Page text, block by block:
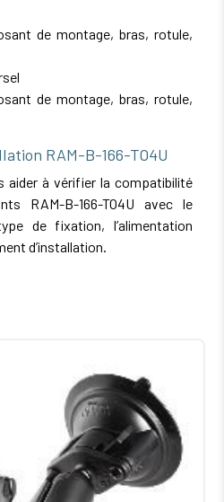
de montage, bras, rotule,
de montage, bras, rotule,
RAM-B-166-TO4U
aider à vérifier la compatibilité
RAM-B-166-TO4U avec le
de fixation, l’alimentation
d’installation.